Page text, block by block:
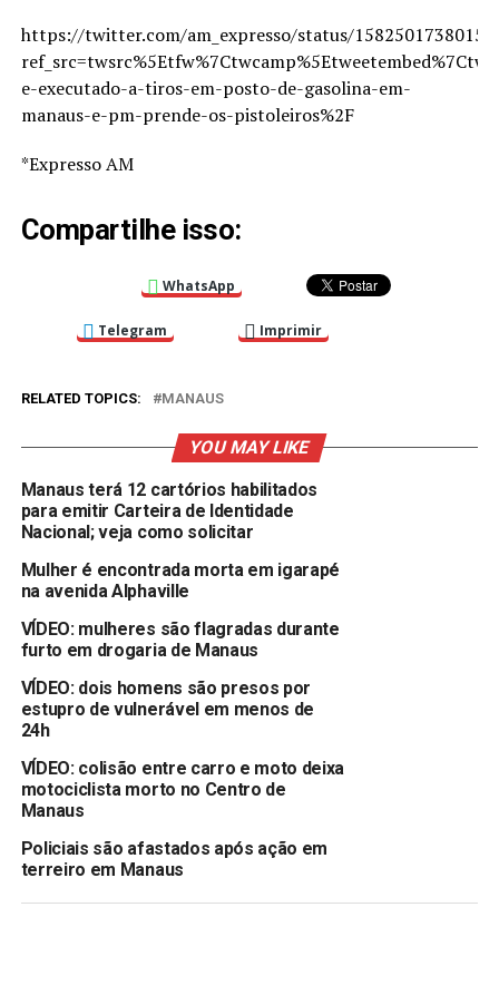
https://twitter.com/am_expresso/status/
e-executado-a-tiros-em-posto-de-gasolina-em-
manaus-e-pm-prende-os-pistoleiros%2F
*Expresso AM
Compartilhe isso:
WhatsApp
Telegram Imprimir
RELATED TOPICS: MANAUS
YOU MAY LIKE
Manaus terá 12 cartórios habilitados
para emitir Carteira de Identidade
Nacional; veja como solicitar
Mulher é encontrada morta em igarapé
na avenida Alphaville
VÍDEO: mulheres são flagradas durante
furto em drogaria de Manaus
VÍDEO: dois homens são presos por
estupro de vulnerável em menos de
24h
VÍDEO: colisão entre carro e moto deixa
motociclista morto no Centro de
Manaus
Policiais são afastados após ação em
terreiro em Manaus